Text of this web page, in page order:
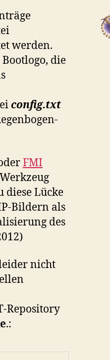
werden.
die
config.txt
FMI
diese Lücke
Bildern als
des
nicht
Repository
.: